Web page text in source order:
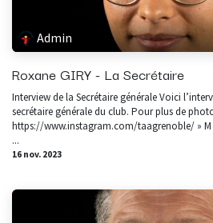
Admin
Roxane GIRY - La Secrétaire
Interview de la Secrétaire générale Voici
secrétaire générale du club. Pour plus de
https://www.instagram.com/taagrenoble/ » M
...
16 nov. 2023